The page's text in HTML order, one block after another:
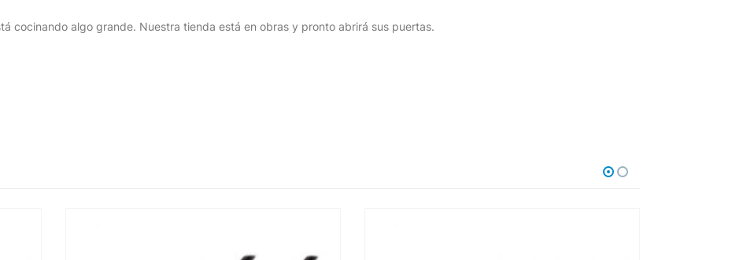
cocinando algo grande. Nuestra tienda está en obras y pronto abrirá sus puertas.